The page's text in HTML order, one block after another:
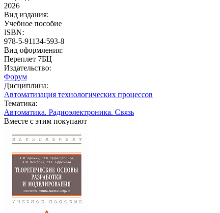
2026
Вид издания:
Учебное пособие
ISBN:
978-5-91134-593-8
Вид оформления:
Переплет 7БЦ
Издательство:
Форум
Дисциплина:
Автоматизация технологических процессов
Тематика:
Автоматика. Радиоэлектроника. Связь
Вместе с этим покупают